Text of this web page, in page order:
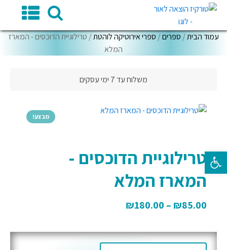
עמוד הבית/ ספרים/ ספרי אירוטיקה לוהטת/ טרילוגיית הדוכסים - המארז
המלא
משלוח עד 7 ימי עסקים
מבצע!
טרילוגיית הדוכסים -
המארז המלא
₪85.00
–
₪180.00
פתח סרגל נגישות